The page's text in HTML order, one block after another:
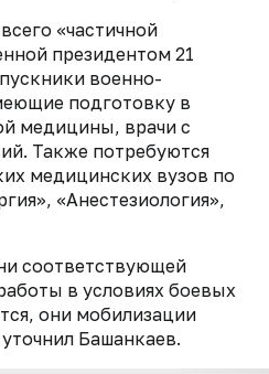
«частичной
президентом 21
военно-
подготовку в
медицины, врачи с
Также потребуются
медицинских вузов по
«Анестезиология»,
соответствующей
в условиях боевых
они мобилизации
Башанкаев.